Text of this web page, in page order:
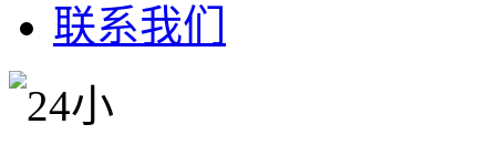
联系我们